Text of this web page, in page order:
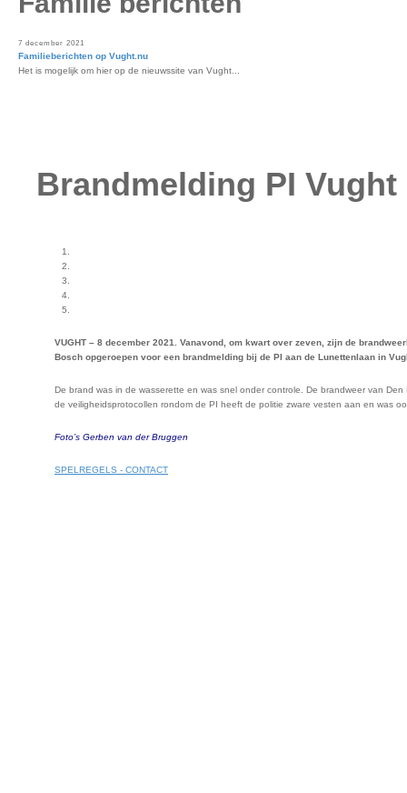
7 december 2021
Familieberichten op Vught.nu
Het is mogelijk om hier op de nieuwssite van Vught...
Brandmelding PI Vught
VUGHT – 8 december 2021. Vanavond, om kwart over zeven, zijn de
Bosch opgeroepen voor een brandmelding bij de PI aan de Lunettenlaan in
De brand was in de wasserette en was snel onder controle. De brandweer van
de veiligheidsprotocollen rondom de PI heeft de politie zware vesten aan en was
Foto’s Gerben van der Bruggen
SPELREGELS - CONTACT